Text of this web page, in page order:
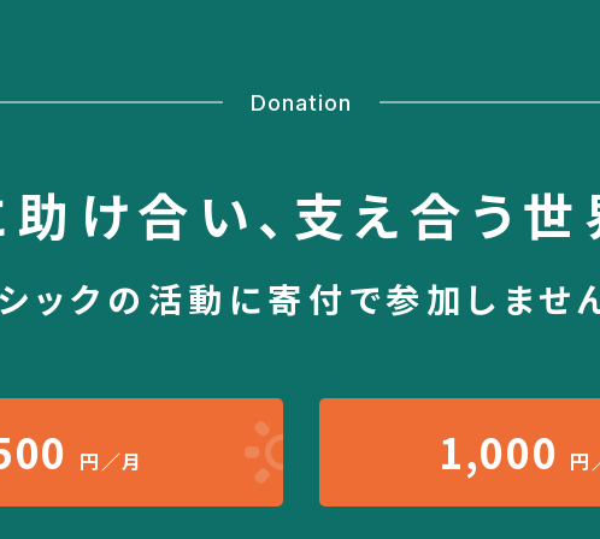
Donation
け合い、 支え合う世
ックの活動に寄付で参加しませ
円／月 1,000 円